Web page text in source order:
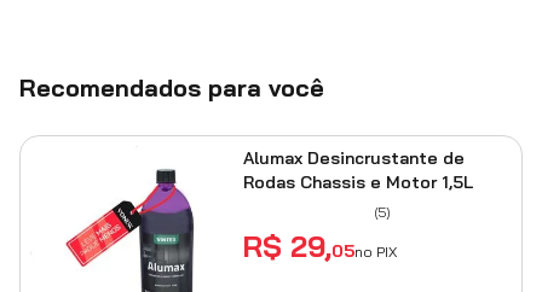
Recomendados para você
Alumax Desincrustante de
Rodas Chassis e Motor 1,5L
(5)
R$ 29,05no PIX